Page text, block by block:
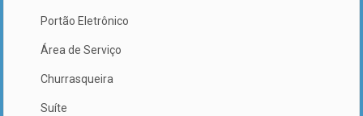
Portão Eletrônico
Área de Serviço
Churrasqueira
Suíte